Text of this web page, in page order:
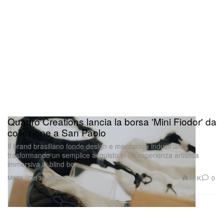
Moda
Quadro Creations lancia la borsa 'Mini Fiodor' da
collezione a San Paolo
Il brand brasiliano fonde design e meccanica industriale,
trasformando un semplice acquisto in un’esperienza artistica
immersiva in blind box.
Oct 30, 2025 1.1K 0